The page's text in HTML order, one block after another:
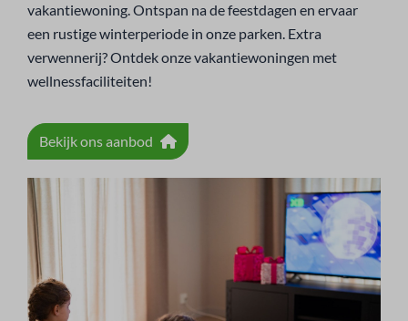
vakantiewoning. Ontspan na de feestdagen en ervaar
een rustige winterperiode in onze parken. Extra
verwennerij? Ontdek onze vakantiewoningen met
wellnessfaciliteiten!
Bekijk ons aanbod